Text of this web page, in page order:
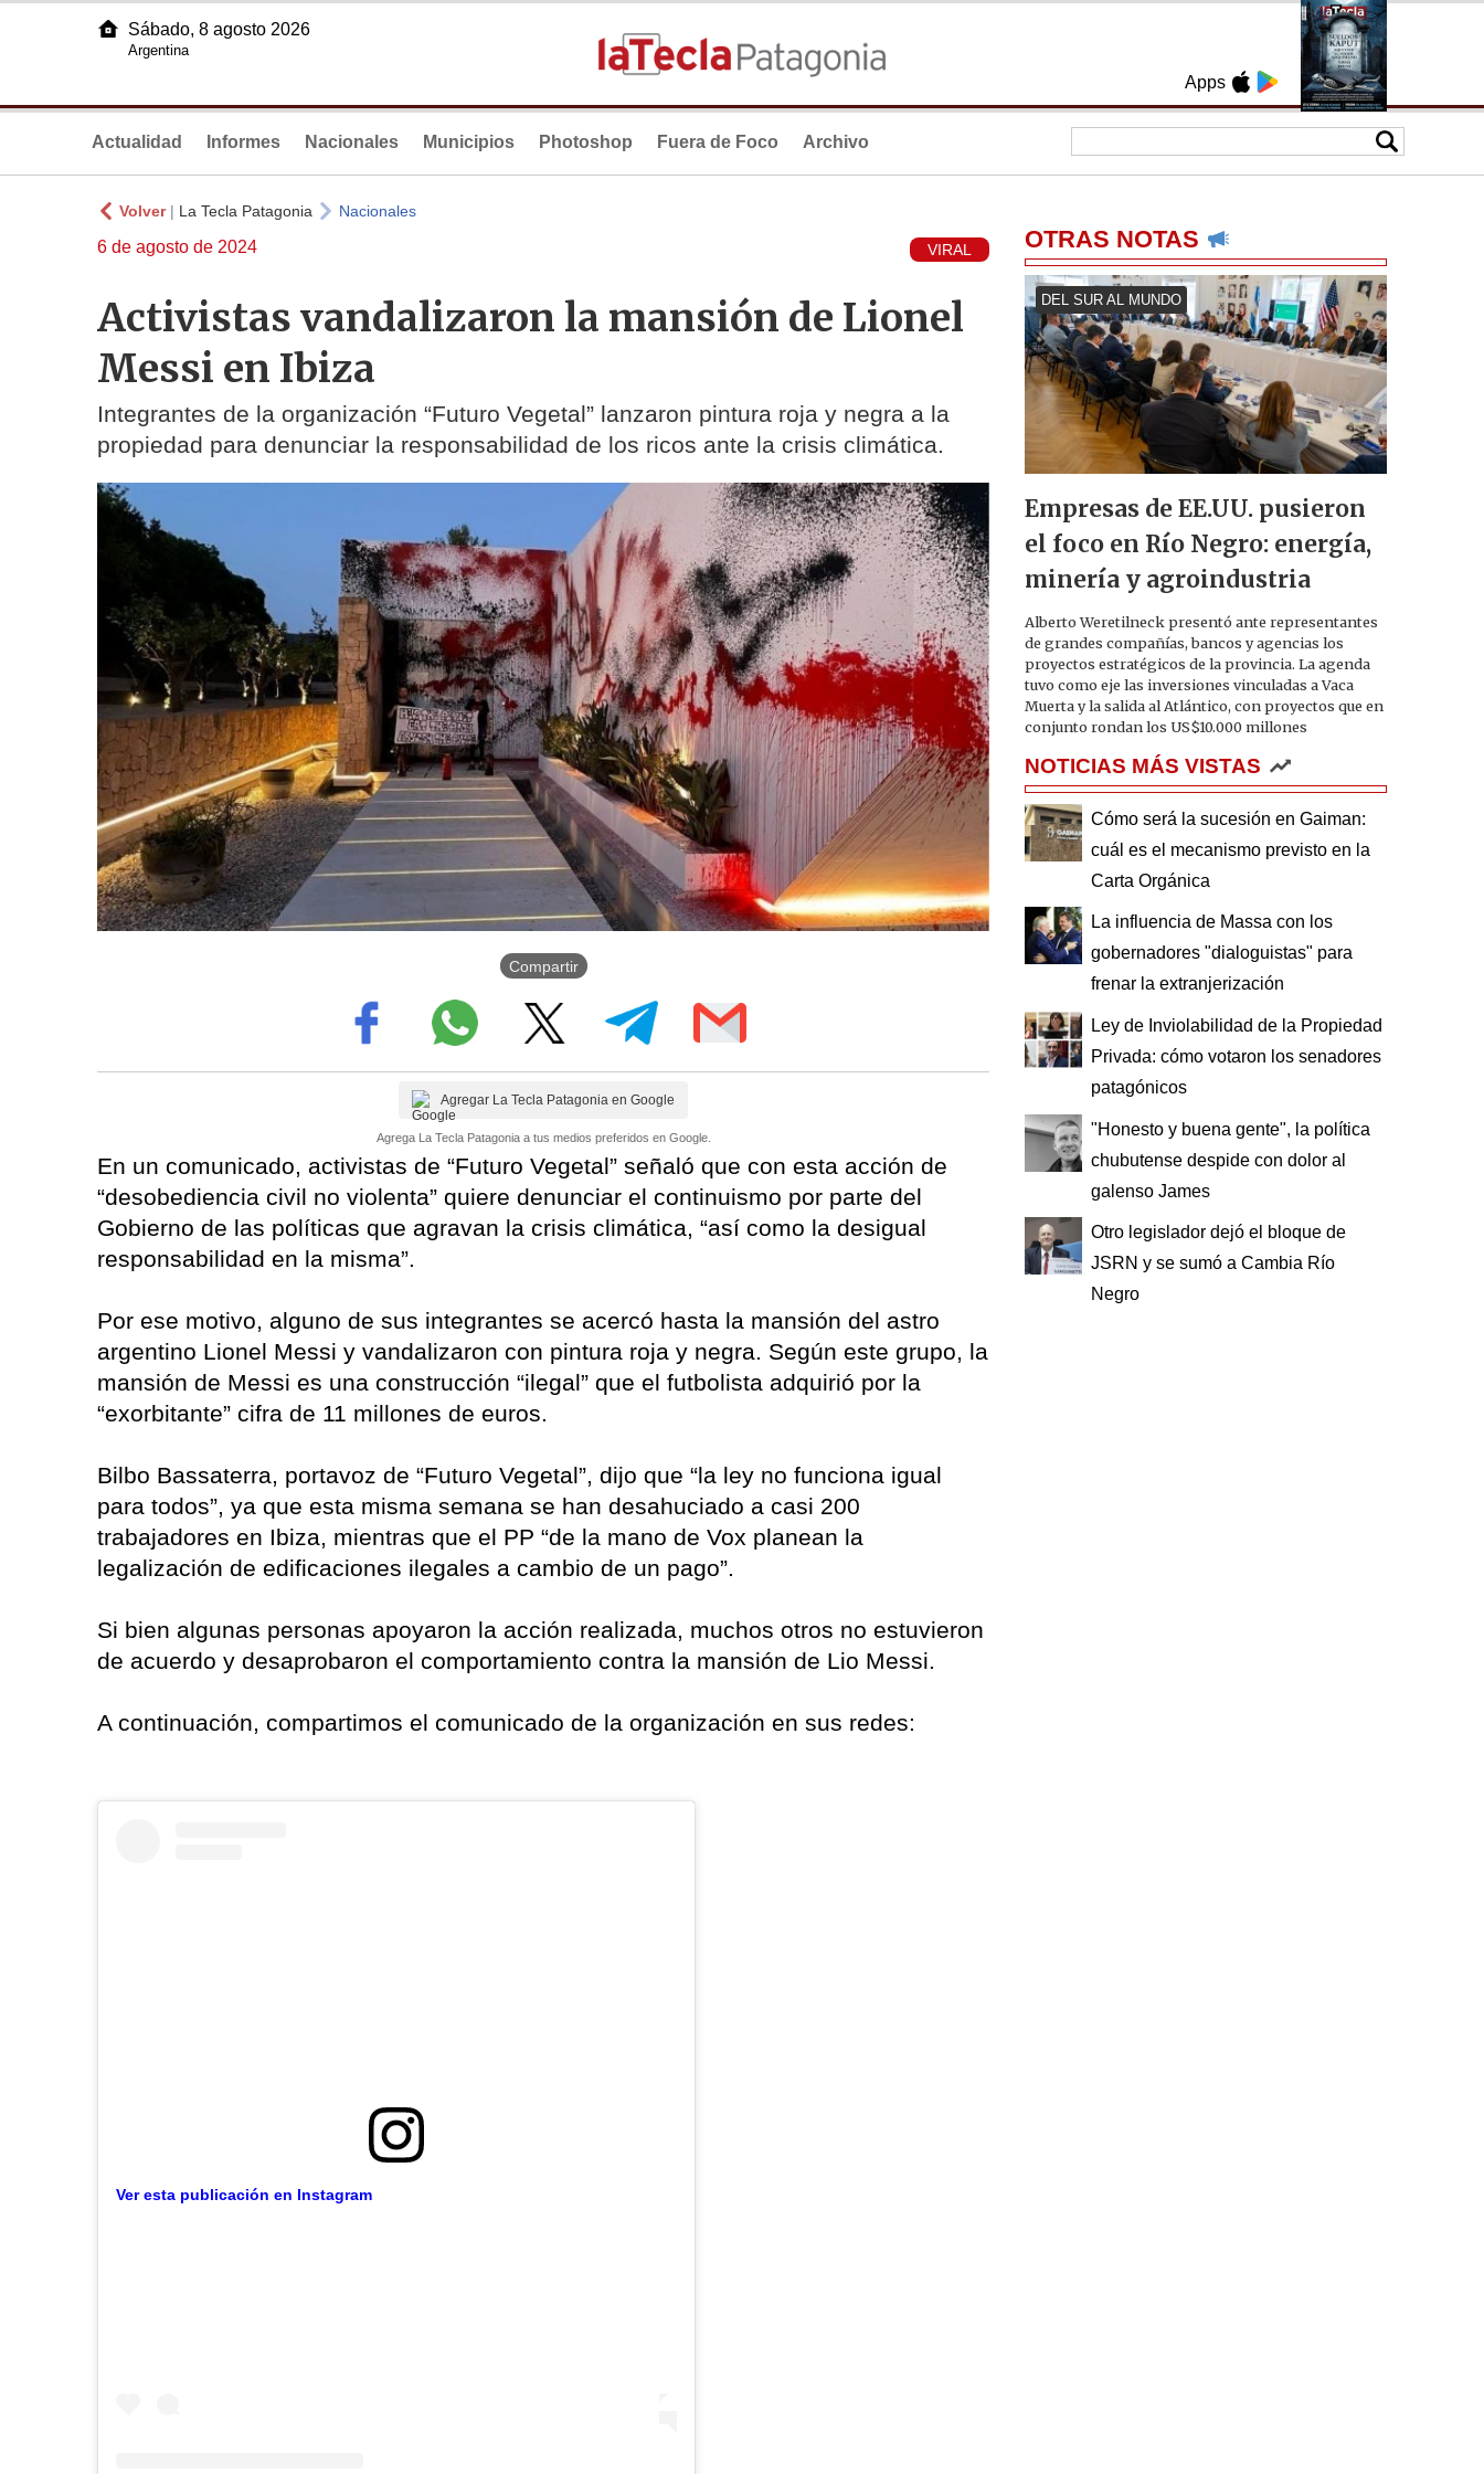
Apps
Sábado, 8 agosto 2026
Argentina
Actualidad Informes Nacionales Municipios Photoshop Fuera de Foco Archivo
Volver| La Tecla Patagonia Nacionales
6 de agosto de 2024 VIRAL
Activistas vandalizaron la mansión de Lionel
Messi en Ibiza
Integrantes de la organización “Futuro Vegetal” lanzaron pintura roja y negra a la
propiedad para denunciar la responsabilidad de los ricos ante la crisis climática.
Compartir
Agregar La Tecla Patagonia en Google
Agrega La Tecla Patagonia a tus medios preferidos en Google.
En un comunicado, activistas de “Futuro Vegetal” señaló que con esta acción de
“desobediencia civil no violenta” quiere denunciar el continuismo por parte del
Gobierno de las políticas que agravan la crisis climática, “así como la desigual
responsabilidad en la misma”.
Por ese motivo, alguno de sus integrantes se acercó hasta la mansión del astro
argentino Lionel Messi y vandalizaron con pintura roja y negra. Según este grupo, la
mansión de Messi es una construcción “ilegal” que el futbolista adquirió por la
“exorbitante” cifra de 11 millones de euros.
Bilbo Bassaterra, portavoz de “Futuro Vegetal”, dijo que “la ley no funciona igual
para todos”, ya que esta misma semana se han desahuciado a casi 200
trabajadores en Ibiza, mientras que el PP “de la mano de Vox planean la
legalización de edificaciones ilegales a cambio de un pago”.
Si bien algunas personas apoyaron la acción realizada, muchos otros no estuvieron
de acuerdo y desaprobaron el comportamiento contra la mansión de Lio Messi.
A continuación, compartimos el comunicado de la organización en sus redes:
Ver esta publicación en Instagram
OTRAS NOTAS
DEL SUR AL MUNDO
Empresas de EE.UU. pusieron
el foco en Río Negro: energía,
minería y agroindustria
Alberto Weretilneck presentó ante representantes
de grandes compañías, bancos y agencias los
proyectos estratégicos de la provincia. La agenda
tuvo como eje las inversiones vinculadas a Vaca
Muerta y la salida al Atlántico, con proyectos que en
conjunto rondan los US$10.000 millones
NOTICIAS MÁS VISTAS
Cómo será la sucesión en Gaiman:
cuál es el mecanismo previsto en la
Carta Orgánica
La influencia de Massa con los
gobernadores "dialoguistas" para
frenar la extranjerización
Ley de Inviolabilidad de la Propiedad
Privada: cómo votaron los senadores
patagónicos
"Honesto y buena gente", la política
chubutense despide con dolor al
galenso James
Otro legislador dejó el bloque de
JSRN y se sumó a Cambia Río
Negro